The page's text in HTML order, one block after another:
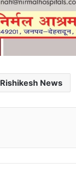
Rishikesh News